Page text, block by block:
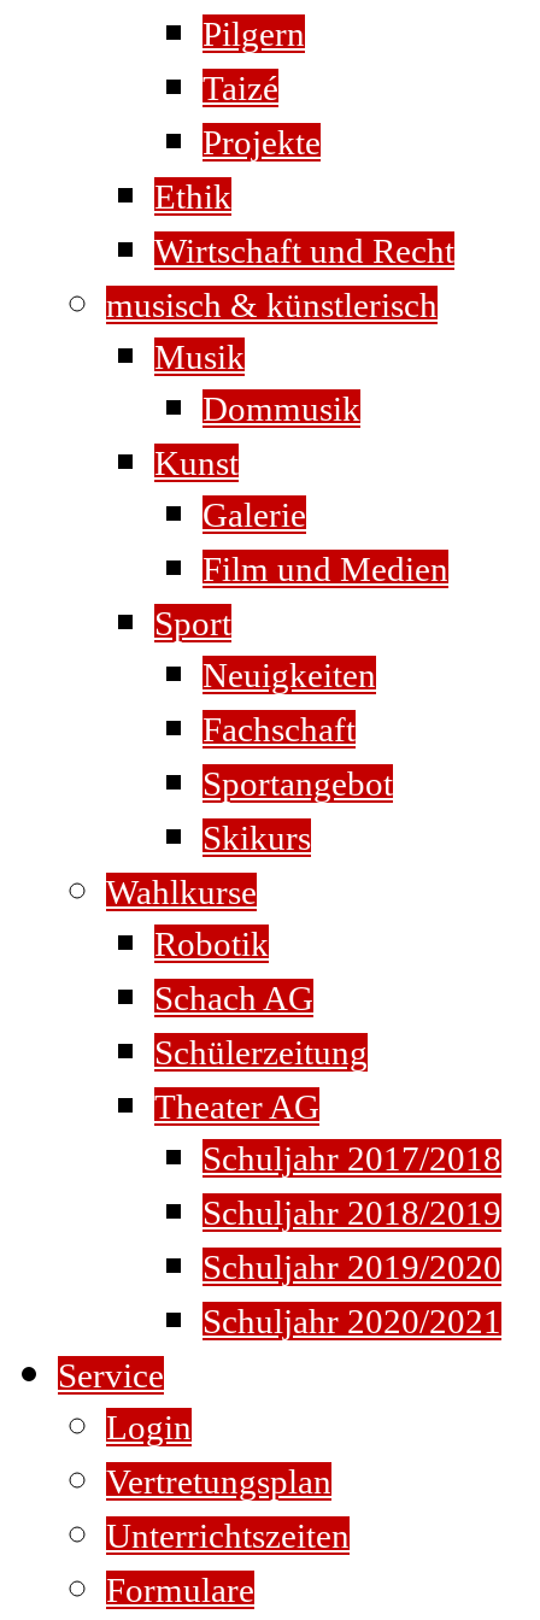
Pilgern
Taizé
Projekte
Ethik
Wirtschaft und Recht
musisch & künstlerisch
Musik
Dommusik
Kunst
Galerie
Film und Medien
Sport
Neuigkeiten
Fachschaft
Sportangebot
Skikurs
Wahlkurse
Robotik
Schach AG
Schülerzeitung
Theater AG
Schuljahr 2017/2018
Schuljahr 2018/2019
Schuljahr 2019/2020
Schuljahr 2020/2021
Service
Login
Vertretungsplan
Unterrichtszeiten
Formulare